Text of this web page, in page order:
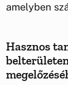
amelyben
Hasznos